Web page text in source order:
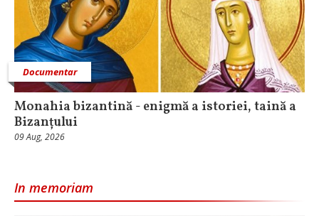
Documentar
Monahia bizantină - enigmă a istoriei, taină a
Bizanțului
09 Aug, 2026
In memoriam